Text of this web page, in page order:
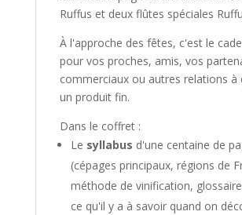
Ruffus et deux flûtes spéciales
À l'approche des fêtes, c'est le
pour vos proches, amis, vos
commerciaux ou autres relations à
un produit fin.
Dans le coffret :
Le syllabus d'une centaine de
(cépages principaux, régions de
méthode de vinification,
ce qu'il y a à savoir quand on